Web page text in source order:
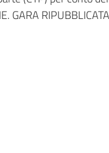
GARA
su Facebook
pagina su Twitter
questa pagina su